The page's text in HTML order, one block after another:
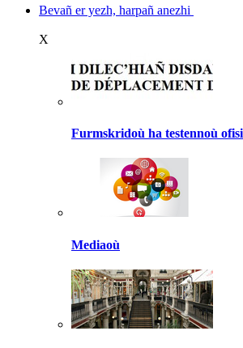
Bevañ er yezh, harpañ anezhi
X
Furmskridoù ha testennoù
Mediaoù